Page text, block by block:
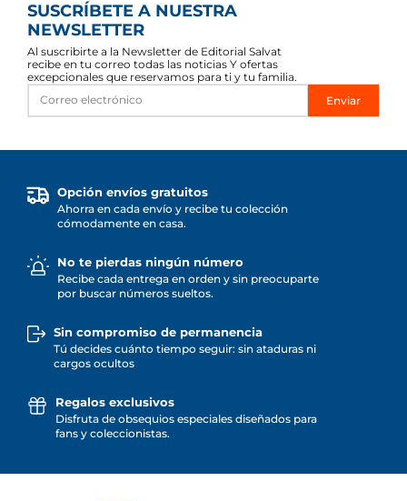
SUSCRÍBETE A NUESTRA
NEWSLETTER
Al suscribirte a la Newsletter de Editorial Salvat
recibe en tu correo todas las noticias Y ofertas
excepcionales que reservamos para ti y tu familia.
Enviar
Opción envíos gratuitos
Ahorra en cada envío y recibe tu colección
cómodamente en casa.
No te pierdas ningún número
Recibe cada entrega en orden y sin preocuparte
por buscar números sueltos.
Sin compromiso de permanencia
Tú decides cuánto tiempo seguir: sin ataduras ni
cargos ocultos
Regalos exclusivos
Disfruta de obsequios especiales diseñados para
fans y coleccionistas.